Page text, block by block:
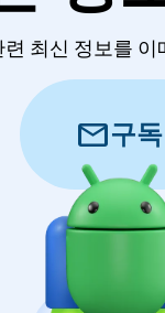
최신 정보를 이
mail구독